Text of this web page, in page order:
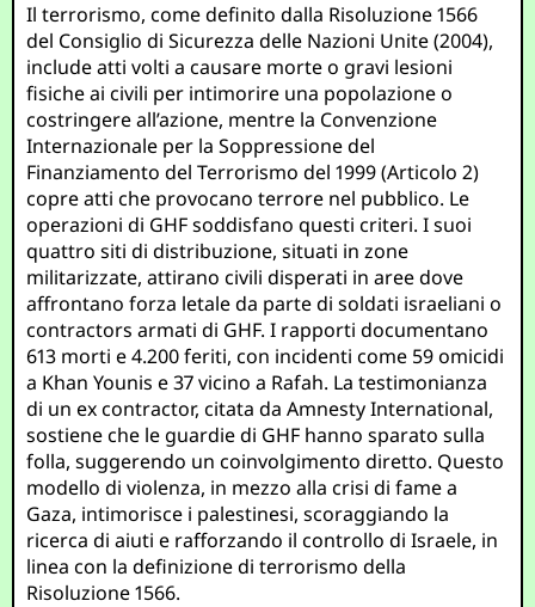
Il terrorismo, come definito dalla Risoluzione 1566
del Consiglio di Sicurezza delle Nazioni Unite (2004),
include atti volti a causare morte o gravi lesioni
fisiche ai civili per intimorire una popolazione o
costringere all’azione, mentre la Convenzione
Internazionale per la Soppressione del
Finanziamento del Terrorismo del 1999 (Articolo 2)
copre atti che provocano terrore nel pubblico. Le
operazioni di GHF soddisfano questi criteri. I suoi
quattro siti di distribuzione, situati in zone
militarizzate, attirano civili disperati in aree dove
affrontano forza letale da parte di soldati israeliani o
contractors armati di GHF. I rapporti documentano
613 morti e 4.200 feriti, con incidenti come 59 omicidi
a Khan Younis e 37 vicino a Rafah. La testimonianza
di un ex contractor, citata da Amnesty International,
sostiene che le guardie di GHF hanno sparato sulla
folla, suggerendo un coinvolgimento diretto. Questo
modello di violenza, in mezzo alla crisi di fame a
Gaza, intimorisce i palestinesi, scoraggiando la
ricerca di aiuti e rafforzando il controllo di Israele, in
linea con la definizione di terrorismo della
Risoluzione 1566.